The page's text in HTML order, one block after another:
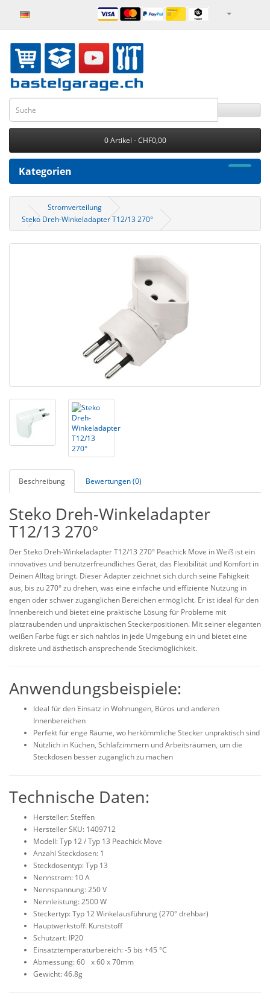
0 Artikel - CHF0,00
Kategorien
Stromverteilung
Steko Dreh-Winkeladapter T12/13 270°
Beschreibung Bewertungen (0)
Steko Dreh-Winkeladapter
T12/13 270°
Der Steko Dreh-Winkeladapter T12/13 270° Peachick Move in Weiß ist ein
innovatives und benutzerfreundliches Gerät, das Flexibilität und Komfort in
Deinen Alltag bringt. Dieser Adapter zeichnet sich durch seine Fähigkeit
aus, bis zu 270° zu drehen, was eine einfache und effiziente Nutzung in
engen oder schwer zugänglichen Bereichen ermöglicht. Er ist ideal für den
Innenbereich und bietet eine praktische Lösung für Probleme mit
platzraubenden und unpraktischen Steckerpositionen. Mit seiner eleganten
weißen Farbe fügt er sich nahtlos in jede Umgebung ein und bietet eine
diskrete und ästhetisch ansprechende Steckmöglichkeit.
Anwendungsbeispiele:
Ideal für den Einsatz in Wohnungen, Büros und anderen
Innenbereichen
Perfekt für enge Räume, wo herkömmliche Stecker unpraktisch sind
Nützlich in Küchen, Schlafzimmern und Arbeitsräumen, um die
Steckdosen besser zugänglich zu machen
Technische Daten:
Hersteller: Steffen
Hersteller SKU: 1409712
Modell: Typ 12 / Typ 13 Peachick Move
Anzahl Steckdosen: 1
Steckdosentyp: Typ 13
Nennstrom: 10 A
Nennspannung: 250 V
Nennleistung: 2500 W
Steckertyp: Typ 12 Winkelausführung (270° drehbar)
Hauptwerkstoff: Kunststoff
Schutzart: IP20
Einsatztemperaturbereich: -5 bis +45 °C
Abmessung: 60 x 60 x 70mm
Gewicht: 46.8g